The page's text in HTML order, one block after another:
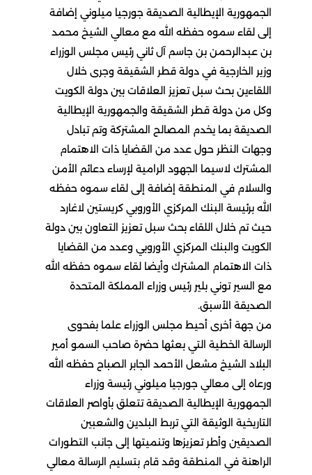
الجمهورية الإيطالية الصديقة جورجيا ميلوني إضافة
إلى لقاء سموه حفظه الله مع معالي الشيخ محمد
بن عبدالرحمن بن جاسم آل ثاني رئيس مجلس الوزراء
وزير الخارجية في دولة قطر الشقيقة وجرى خلال
اللقاءين بحث سبل تعزيز العلاقات بين دولة الكويت
وكل من دولة قطر الشقيقة والجمهورية الإيطالية
الصديقة بما يخدم المصالح المشتركة وتم تبادل
وجهات النظر حول عدد من القضايا ذات الاهتمام
المشترك لاسيما الجهود الرامية لإرساء دعائم الأمن
والسلام في المنطقة إضافة إلى لقاء سموه حفظه
الله برئيسة البنك المركزي الأوروبي كريستين لاغارد
حيث تم خلال اللقاء بحث سبل تعزيز التعاون بين دولة
الكويت والبنك المركزي الأوروبي وعدد من القضايا
ذات الاهتمام المشترك وأيضا لقاء سموه حفظه الله
مع السير توني بلير رئيس وزراء المملكة المتحدة
الصديقة الأسبق.
من جهة أخرى أحيط مجلس الوزراء علما بفحوى
الرسالة الخطية التي بعثها حضرة صاحب السمو أمير
البلاد الشيخ مشعل الأحمد الجابر الصباح حفظه الله
ورعاه إلى معالي جورجيا ميلوني رئيسة وزراء
الجمهورية الإيطالية الصديقة تتعلق بأواصر العلاقات
التاريخية الوثيقة التي تربط البلدين والشعبين
الصديقين وأطر تعزيزها وتنميتها إلى جانب التطورات
الراهنة في المنطقة وقد قام بتسليم الرسالة معالي